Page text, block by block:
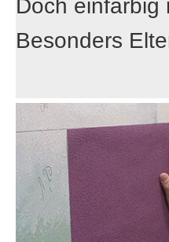
Doch einfarbig
Besonders